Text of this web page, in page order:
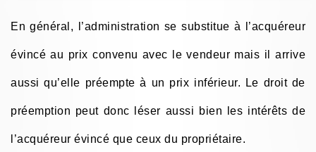
En général, l’administration se substitue à l’acquéreur
évincé au prix convenu avec le vendeur mais il arrive
aussi qu’elle préempte à un prix inférieur. Le droit de
préemption peut donc léser aussi bien les intérêts de
l’acquéreur évincé que ceux du propriétaire.